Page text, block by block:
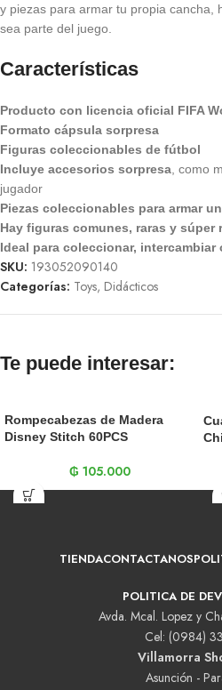
y piezas para armar tu propia cancha,
sea parte del juego.
Características
Producto con licencia oficial FIFA
Formato cápsula sorpresa
Figuras coleccionables de fútbol
Incluye accesorios sorpresa , como
jugador
Piezas coleccionables para armar
Hay figuras comunes, raras y súper
Ideal para coleccionar, intercambiar
SKU: 193052090140
Categorías: Toys, Didácticos
Te puede interesar:
Rompecabezas de Madera
Disney Stitch 60PCS
₲ 105.000
TIENDACONTACTANOS
POLITICA DE
Avda. Mcal. Lopez y
Cel: (0984)
Villamorra
Asunción -